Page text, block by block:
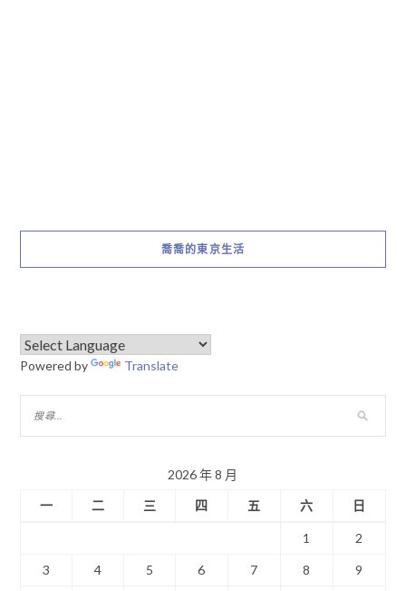
喬喬的東京生活
Powered by Translate
2026 年 8 月
一
二 三 四 五 六 日
1 2
3 4 5 6 7 8 9